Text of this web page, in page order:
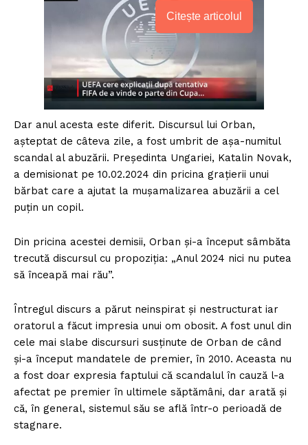
Citește articolul
Dar anul acesta este diferit. Discursul lui Orban,
aşteptat de câteva zile, a fost umbrit de aşa-numitul
scandal al abuzării. Preşedinta Ungariei, Katalin Novak,
a demisionat pe 10.02.2024 din pricina graţierii unui
bărbat care a ajutat la muşamalizarea abuzării a cel
puţin un copil.
Din pricina acestei demisii, Orban şi-a început sâmbăta
trecută discursul cu propoziţia: „Anul 2024 nici nu putea
să înceapă mai rău”.
Întregul discurs a părut neinspirat şi nestructurat iar
oratorul a făcut impresia unui om obosit. A fost unul din
cele mai slabe discursuri susţinute de Orban de când
şi-a început mandatele de premier, în 2010. Aceasta nu
a fost doar expresia faptului că scandalul în cauză l-a
afectat pe premier în ultimele săptămâni, dar arată şi
că, în general, sistemul său se află într-o perioadă de
stagnare.